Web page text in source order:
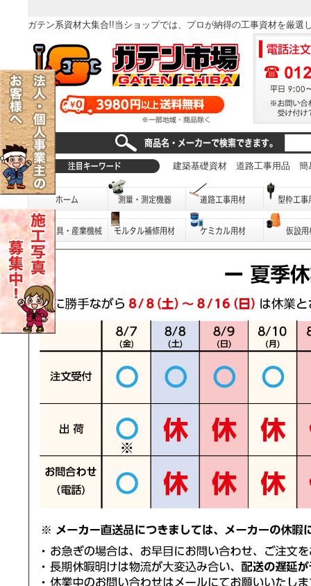
ガテン系資材大集合!!当ショップでは、プロが納得の工事資材を厳選
建築基礎資材 道路工事用品 簡